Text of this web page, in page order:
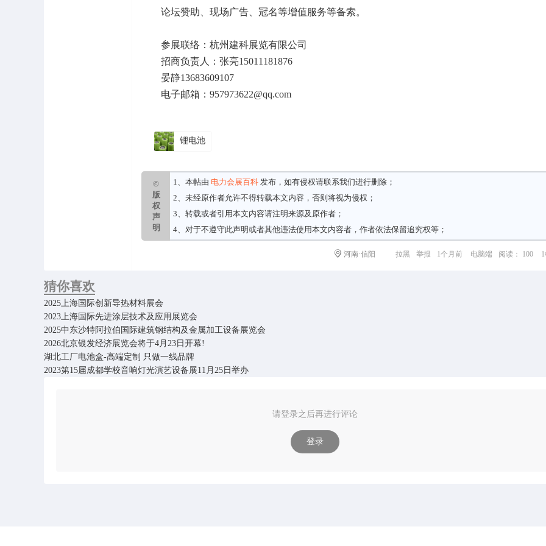
论坛赞助、现场广告、冠名等增值服务等备索。
参展联络：杭州建科展览有限公司
招商负责人：张亮15011181876
晏静13683609107
电子邮箱：957973622@qq.com
锂电池
©
版
权
声
明
1、本帖由 电力会展百科 发布，如有侵权请联系我们进行删除；
2、未经原作者允许不得转载本文内容，否则将视为侵权；
3、转载或者引用本文内容请注明来源及原作者；
4、对于不遵守此声明或者其他违法使用本文内容者，作者依法保留追究权等；
河南·信阳 拉黑 举报 1个月前 电脑端 阅读： 100
猜你喜欢
2025上海国际创新导热材料展会
2023上海国际先进涂层技术及应用展览会
2025中东沙特阿拉伯国际建筑钢结构及金属加工设备展览会
2026北京银发经济展览会将于4月23日开幕!
​湖北工厂电池盒-高端定制 只做一线品牌
2023第15届成都学校音响灯光演艺设备展11月25日举办
请登录之后再进行评论
登录